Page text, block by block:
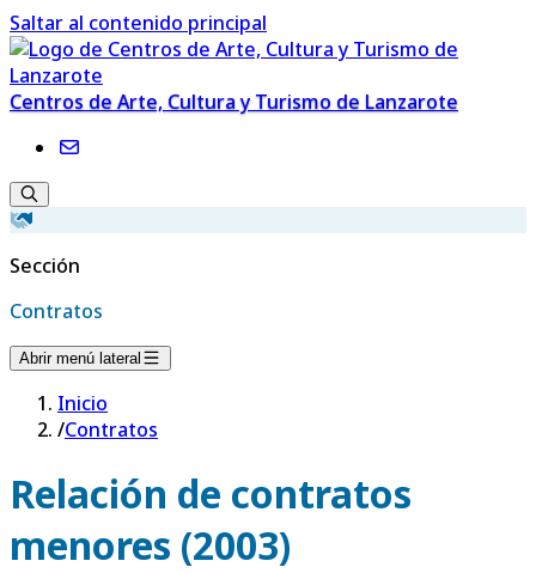
Saltar al contenido principal
Centros de Arte, Cultura y Turismo de Lanzarote
Sección
Contratos
Abrir menú lateral
Inicio
/Contratos
Relación de contratos
menores (2003)